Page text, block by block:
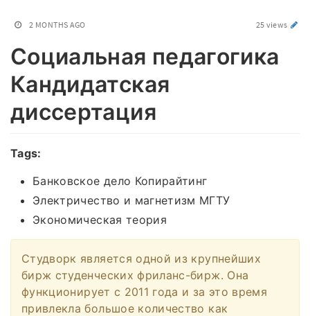
2 MONTHS AGO 25 views
Социальная педагогика
Кандидатская
диссертация
Tags:
Банковское дело Копирайтинг
Электричество и магнетизм МГТУ
Экономическая теория
Студворк является одной из крупнейших
бирж студенческих фриланс-бирж. Она
функционирует с 2011 года и за это время
привлекла большое количество как